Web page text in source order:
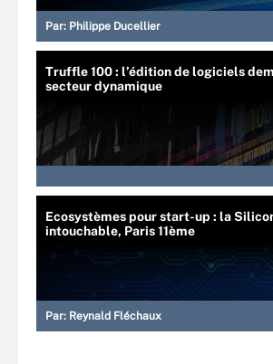
Par: Philippe Ducellier
Truffle 100 : l’édition de logiciels
secteur dynamique
Ecosystèmes pour start-up : la
intouchable, Paris 11ème
Par: Reynald Fléchaux